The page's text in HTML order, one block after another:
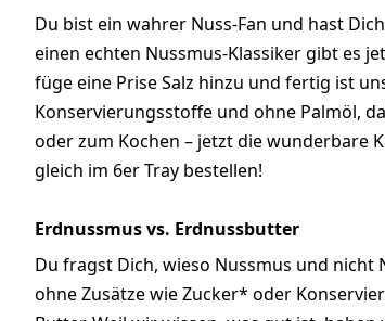
Du bist ein wahrer Nuss-Fan und hast
einen echten Nussmus-Klassiker gibt es
füge eine Prise Salz hinzu und fertig ist
Konservierungsstoffe und ohne Palmöl,
oder zum Kochen – jetzt die wunderbare
gleich im 6er Tray bestellen!
Erdnussmus vs. Erdnussbutter
Du fragst Dich, wieso Nussmus und
ohne Zusätze wie Zucker* oder